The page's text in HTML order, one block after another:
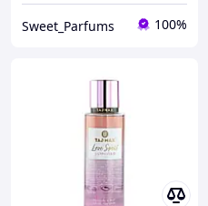
Sweet_Parfums 100%